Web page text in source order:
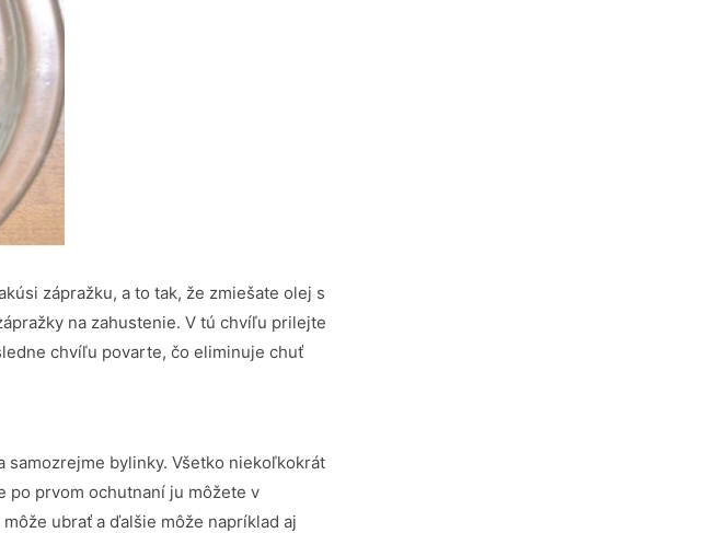
zápražku, a to tak, že zmiešate olej s
na zahustenie. V tú chvíľu prilejte
chvíľu povarte, čo eliminuje chuť
bylinky. Všetko niekoľkokrát
po prvom ochutnaní ju môžete v
ubrať a ďalšie môže napríklad aj